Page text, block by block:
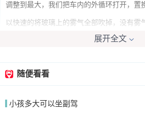
调整到最大，我们把车内的外循环打开，置
以快速的将玻璃上的雾气全部吹掉，没有雾
我要回答
展开全文
随便看看
小孩多大可以坐副驾